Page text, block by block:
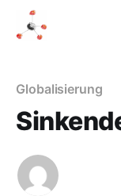
Globalisierung